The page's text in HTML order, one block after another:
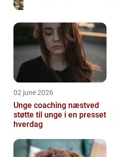
02 june 2026
Unge coaching næstved
støtte til unge i en presset
hverdag